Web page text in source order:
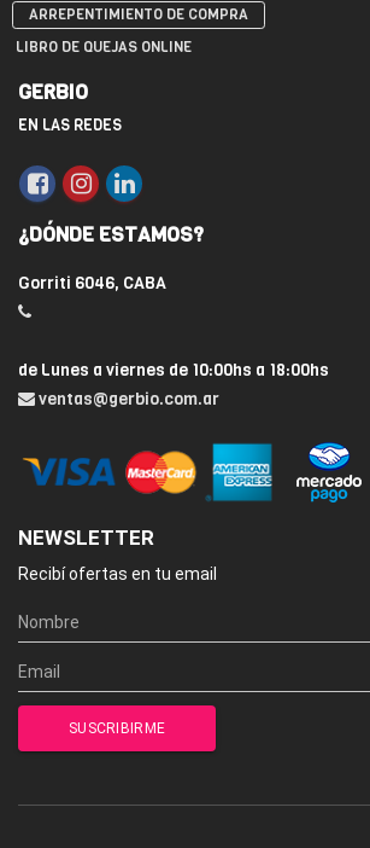
ARREPENTIMIENTO DE COMPRA
LIBRO DE QUEJAS ONLINE
GERBIO
EN LAS REDES
¿DÓNDE ESTAMOS?
Gorriti 6046, CABA
de Lunes a viernes de 10:00hs a 18:00hs
ventas@gerbio.com.ar
NEWSLETTER
Recibí ofertas en tu email